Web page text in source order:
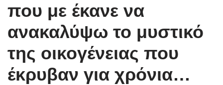
που με έκανε να
ανακαλύψω το μυστικό
της οικογένειας που
έκρυβαν για χρόνια…